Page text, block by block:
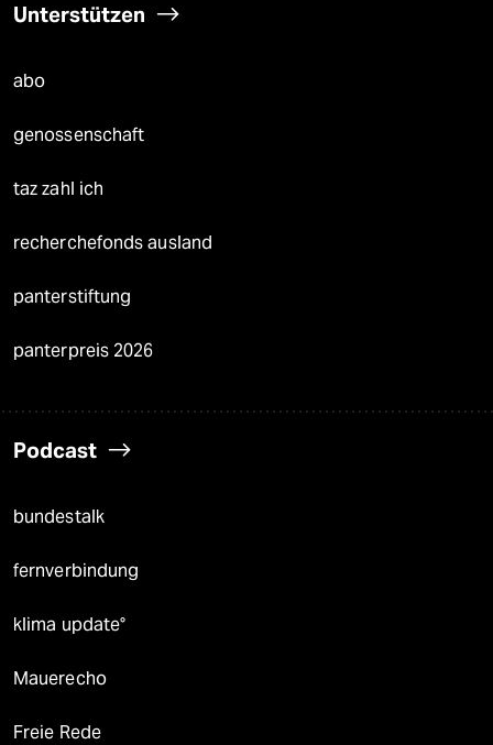
Unterstützen
abo
genossenschaft
taz zahl ich
recherchefonds ausland
panterstiftung
panterpreis 2026
Podcast
bundestalk
fernverbindung
klima update°
Mauerecho
Freie Rede